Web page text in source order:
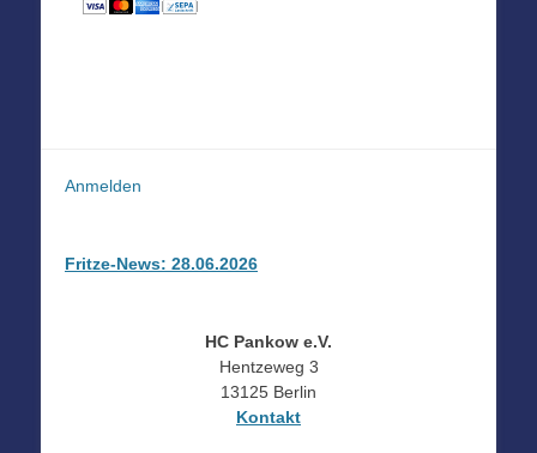
Anmelden
Fritze-News: 28.06.2026
HC Pankow e.V.
Hentzeweg 3
13125 Berlin
Kontakt